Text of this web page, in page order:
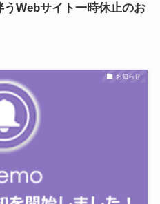
うWebサイト一時休止のお
お知らせ